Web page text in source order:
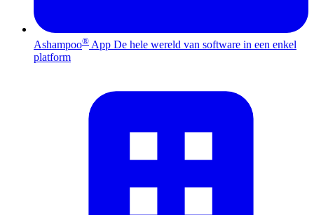
Ashampoo® App De hele wereld van software in een enkel
platform